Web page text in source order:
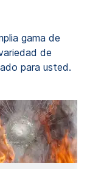
gama de
de
para usted.